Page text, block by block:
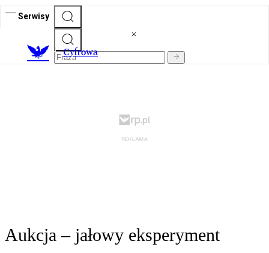
Serwisy
Cyfrowa
Aukcja – jałowy eksperyment